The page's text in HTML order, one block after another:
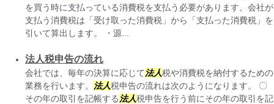
を買う時に支払っている消費税を支払う必要があります。会社が
支払う消費税は「受け取った消費税」から「支払った消費税」を
引いて算出します。 ・源...
法人税申告の流れ
会社では、毎年の決算に応じて 法人税や消費税を納付するための
業務を行います。
法人税申告の流れは次のようになります。 〇
その年の取引を記帳する 法人税申告を行う前にその年の取引を記